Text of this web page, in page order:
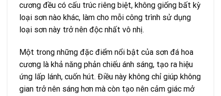
cương đều có cấu trúc riêng biệt, không giống bất kỳ
loại sơn nào khác, làm cho mỗi công trình sử dụng
loại sơn này trở nên độc nhất vô nhị.
Một trong những đặc điểm nổi bật của sơn đá hoa
cương là khả năng phản chiếu ánh sáng, tạo ra hiệu
ứng lấp lánh, cuốn hút. Điều này không chỉ giúp không
gian trở nên sáng hơn mà còn tạo nên cảm giác mở